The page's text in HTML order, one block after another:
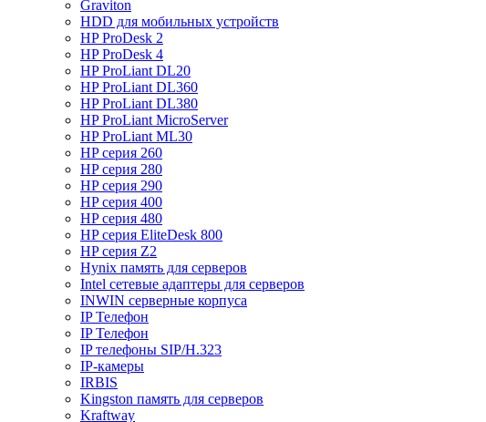
Graviton
HDD для мобильных устройств
HP ProDesk 2
HP ProDesk 4
HP ProLiant DL20
HP ProLiant DL360
HP ProLiant DL380
HP ProLiant MicroServer
HP ProLiant ML30
HP серия 260
HP серия 280
HP серия 290
HP серия 400
HP серия 480
HP серия EliteDesk 800
HP серия Z2
Hynix память для серверов
Intel сетевые адаптеры для серверов
INWIN серверные корпуса
IP Телефон
IP Телефон
IP телефоны SIP/H.323
IP-камеры
IRBIS
Kingston память для серверов
Kraftway